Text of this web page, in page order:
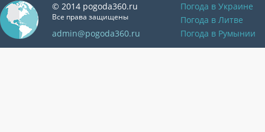
© 2014 pogoda360.ru
Все права защищены
admin@pogoda360.ru
Погода в Украине
Погода в Литве
Погода в Румынии